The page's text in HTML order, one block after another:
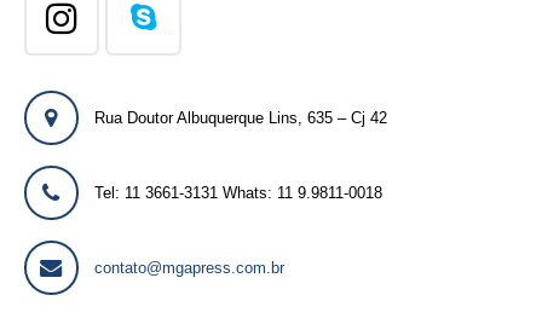
Rua Doutor Albuquerque Lins, 635 – Cj 42
Tel: 11 3661-3131 Whats: 11 9.9811-0018
contato@mgapress.com.br